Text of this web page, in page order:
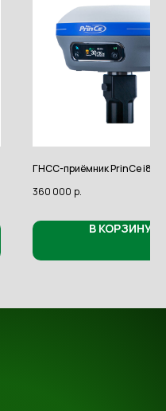
ГНСС-приёмник PrinCe i80
360 000 р.
В КОРЗИНУ